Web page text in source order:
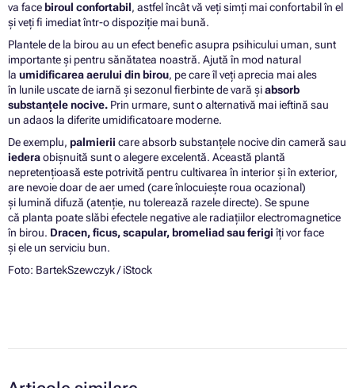
va face biroul confortabil, astfel încât vă veți simți mai confortabil în el
și veți fi imediat într-o dispoziție mai bună.
Plantele de la birou au un efect benefic asupra psihicului uman, sunt
importante și pentru sănătatea noastră. Ajută în mod natural
la umidificarea aerului din birou, pe care îl veți aprecia mai ales
în lunile uscate de iarnă și sezonul fierbinte de vară șiabsorb
substanțele nocive. Prin urmare, sunt o alternativă mai ieftină sau
un adaos la diferite umidificatoare moderne.
De exemplu, palmierii care absorb substanțele nocive din cameră sau
iederaobișnuită sunt o alegere excelentă. Această plantă
nepretențioasă este potrivită pentru cultivarea în interior și în exterior,
are nevoie doar de aer umed (care înlocuiește roua ocazional)
și lumină difuză (atenție, nu tolerează razele directe). Se spune
că planta poate slăbi efectele negative ale radiațiilor electromagnetice
în birou. Dracen, ficus, scapular, bromeliad sau ferigi îți vor face
și ele un serviciu bun.
Foto: BartekSzewczyk/ iStock